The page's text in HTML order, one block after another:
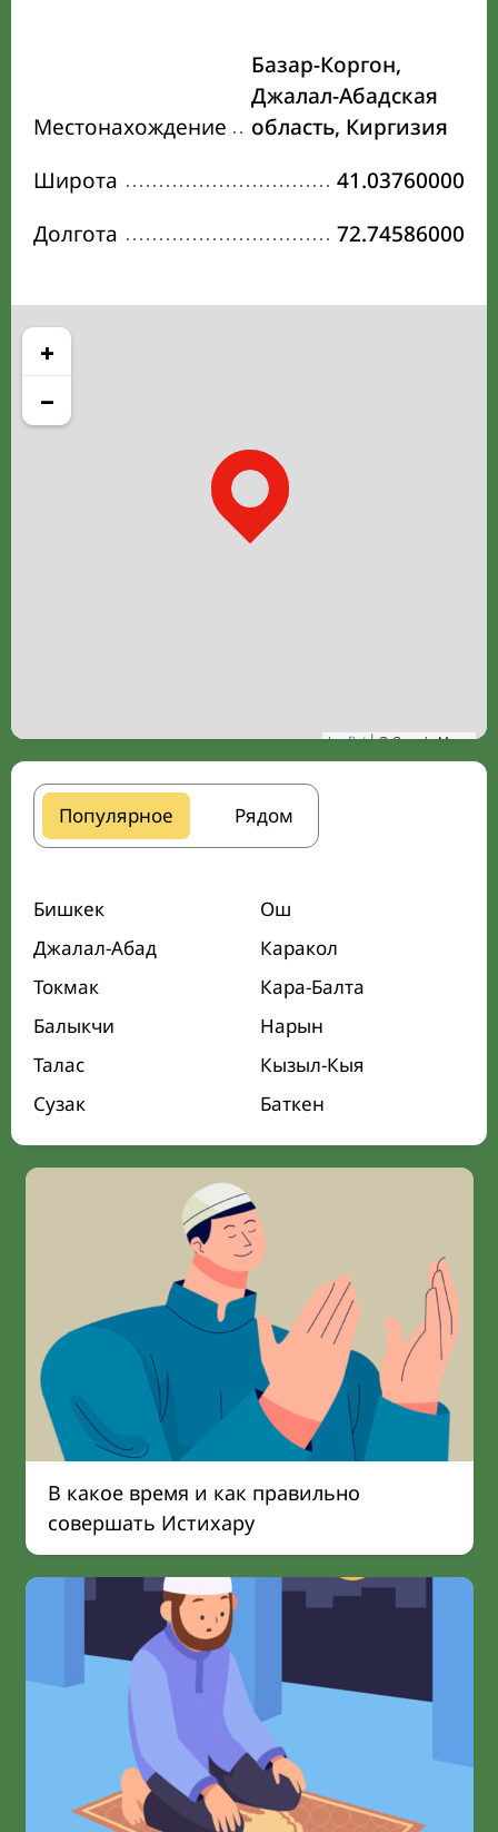
Местонахождение
Базар-Коргон,
Джалал-Абадская
область, Киргизия
Широта
41.03760000
Долгота
72.74586000
+
−
Leaflet| © Google Maps
Популярное Рядом
Бишкек
Ош
Джалал-Абад
Каракол
Токмак
Кара-Балта
Балыкчи
Нарын
Талас
Кызыл-Кыя
Сузак
Баткен
В какое время и как правильно
совершать Истихару